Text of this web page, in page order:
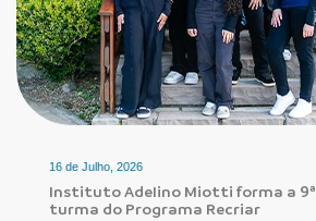
16 de Julho, 2026
Instituto Adelino Miotti forma a 9ª
turma do Programa Recriar